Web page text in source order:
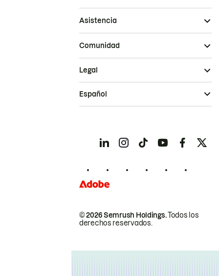
Asistencia
Comunidad
© 2026 Semrush Holdings.Todos los
derechos reservados.
Legal
Español